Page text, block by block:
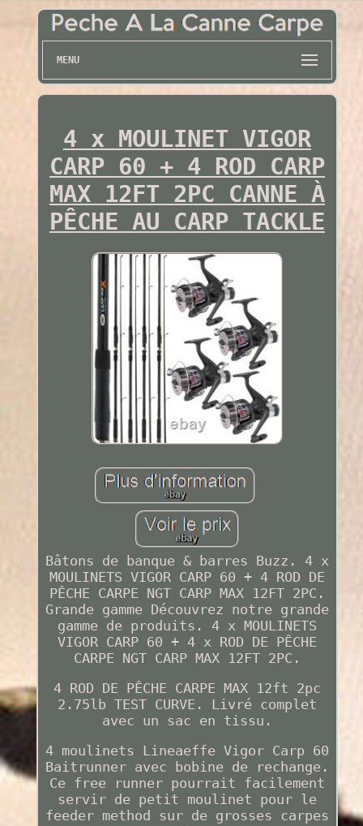
MENU
4 x MOULINET VIGOR
CARP 60 + 4 ROD CARP
MAX 12FT 2PC CANNE À
PÊCHE AU CARP TACKLE
Bâtons de banque & barres Buzz. 4 x
MOULINETS VIGOR CARP 60 + 4 ROD DE
PÊCHE CARPE NGT CARP MAX 12FT 2PC.
Grande gamme Découvrez notre grande
gamme de produits. 4 x MOULINETS
VIGOR CARP 60 + 4 x ROD DE PÊCHE
CARPE NGT CARP MAX 12FT 2PC.
4 ROD DE PÊCHE CARPE MAX 12ft 2pc
2.75lb TEST CURVE. Livré complet
avec un sac en tissu.
4 moulinets Lineaeffe Vigor Carp 60
Baitrunner avec bobine de rechange.
Ce free runner pourrait facilement
servir de petit moulinet pour le
feeder method sur de grosses carpes